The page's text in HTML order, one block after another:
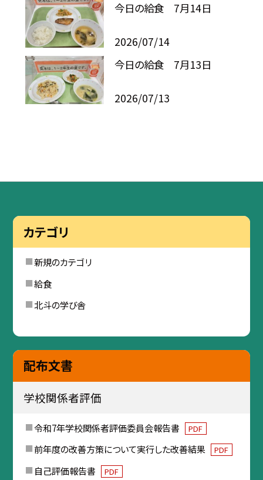
今日の給食 7月14日
2026/07/14
今日の給食 7月13日
2026/07/13
カテゴリ
新規のカテゴリ
給食
北斗の学び舎
配布文書
学校関係者評価
令和7年学校関係者評価委員会報告書 PDF
前年度の改善方策について実行した改善結果 PDF
自己評価報告書 PDF